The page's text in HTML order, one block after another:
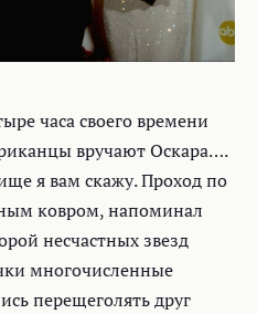
часа своего времени
вручают Оскара….
я вам скажу. Проход по
ковром, напоминал
несчастных звезд
многочисленные
перещеголять друг